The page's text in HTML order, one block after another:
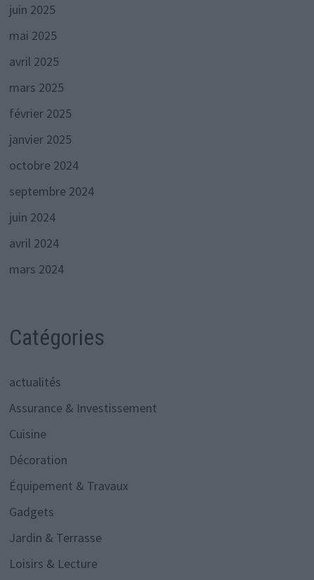
juin 2025
mai 2025
avril 2025
mars 2025
février 2025
janvier 2025
octobre 2024
septembre 2024
juin 2024
avril 2024
mars 2024
Catégories
actualités
Assurance & Investissement
Cuisine
Décoration
Équipement & Travaux
Gadgets
Jardin & Terrasse
Loisirs & Lecture